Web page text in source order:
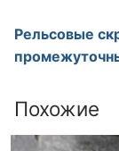
Рельсовые
Похожие